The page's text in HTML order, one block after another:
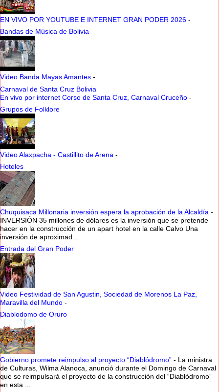
EN VIVO POR YOUTUBE E INTERNET GRAN PODER 2026 -
Bandas de Música de Bolivia
Video Banda Mayas Amantes -
Carnaval de Santa Cruz Bolivia
En vivo por internet Corso de Santa Cruz, Carnaval Cruceño -
Grupos de Folklore
Video Alaxpacha - Castillito de Arena -
Hoteles
Chuquisaca Millonaria inversión espera la aprobación de la Alcaldía -
INVERSIÓN 35 millones de dólares es la inversión que se pretende
hacer en la construcción de un apart hotel en la calle Calvo Una
inversión de aproximad...
Entrada del Gran Poder
Video Festividad de San Agustin, Sociedad de Morenos La Paz,
Maravilla del Mundo -
Diablodomo de Oruro
Gobierno promete reimpulso al proyecto “Diablódromo” - La ministra
de Culturas, Wilma Alanoca, anunció durante el Domingo de Carnaval
que se reimpulsará el proyecto de la construcción del “Diablódromo”
en esta ...